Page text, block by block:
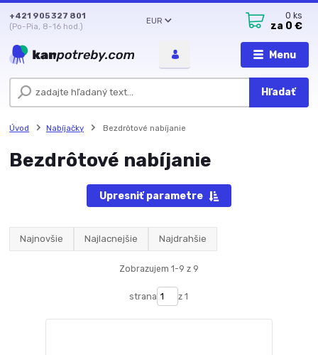
Menu
EUR
Hľadať
+421 905 327 801
(Po-Pia, 8-16 hod.)
0 ks
za 0 €
Úvod Nabíjačky Bezdrôtové nabíjanie
Bezdrôtové nabíjanie
Upresniť parametre
Najnovšie Najlacnejšie Najdrahšie
Zobrazujem 1-9 z 9
strana z 1